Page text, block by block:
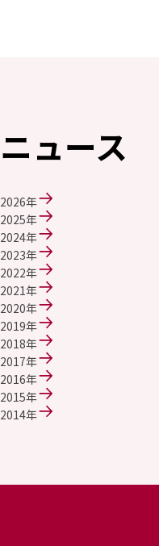
NAGASEグループのサステナビ
トップメッセージ
環境
社会
ガバナンス
サステナビリティデータ集
社会貢献活動
アスリート支援
外部評価とイニシアチブ
各種対照表
サステナビリティサイトについ
ニュース
2026年
2025年
2024年
2023年
2022年
2021年
2020年
2019年
2018年
2017年
2016年
2015年
2014年